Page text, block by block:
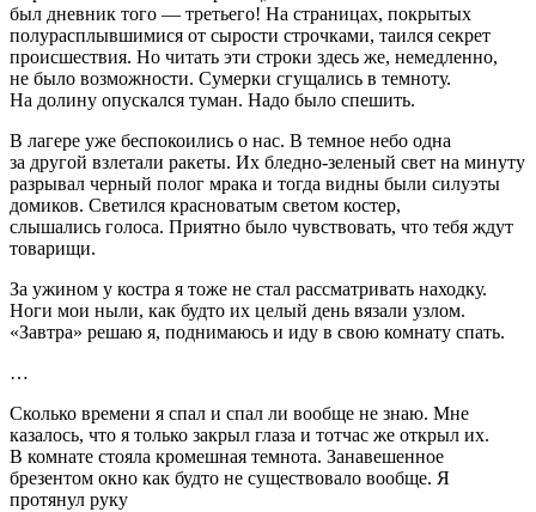
был дневник того — третьего! На страницах, покрытых
полурасплывшимися от сырости строчками, таился секрет
происшествия. Но читать эти строки здесь же, немедленно,
не было возможности. Сумерки сгущались в темноту.
На долину опускался туман. Надо было спешить.
В лагере уже беспокоились о нас. В темное небо одна
за другой взлетали ракеты. Их бледно-зеленый свет на минуту
разрывал черный полог мрака и тогда видны были силуэты
домиков. Светился красноватым светом костер,
слышались голоса. Приятно было чувствовать, что тебя ждут
товарищи.
За ужином у костра я тоже не стал рассматривать находку.
Ноги мои ныли, как будто их целый день вязали узлом.
«Завтра» решаю я, поднимаюсь и иду в свою комнату спать.
…
Сколько времени я спал и спал ли вообще не знаю. Мне
казалось, что я только закрыл глаза и тотчас же открыл их.
В комнате стояла кромешная темнота. Занавешенное
брезентом окно как будто не существовало вообще. Я
протянул руку